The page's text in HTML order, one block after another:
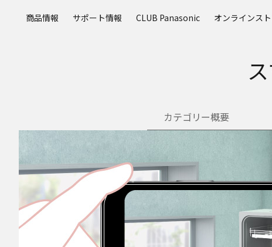
商品情報 サポート情報 CLUB Panasonic オンラインス
カテゴリー概要